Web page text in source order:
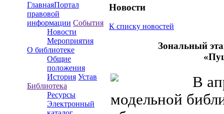
ГлавнаяПортал
правовой
информации События
Новости
Мероприятия
О библиотеке
Общие
положения
История Устав
Библиотека
Ресурсы
Электронный
Новости
К списку новостей
Зональный
В
модельной